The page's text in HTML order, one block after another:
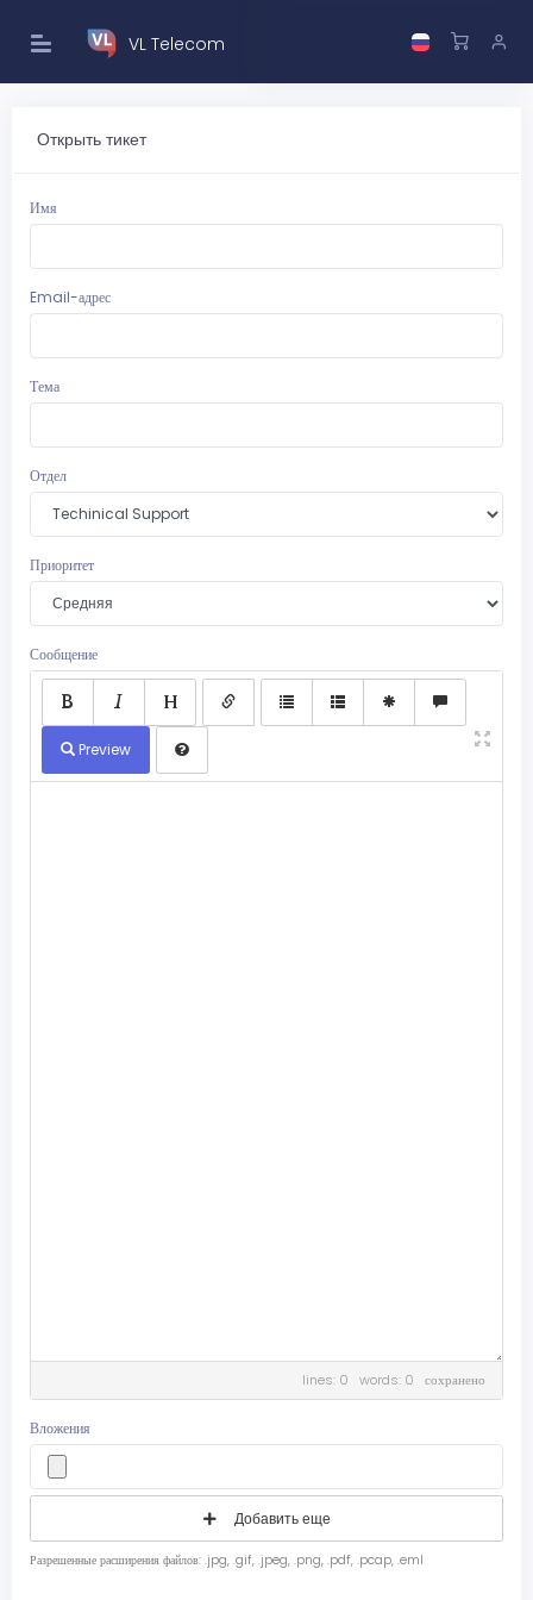
VL Telecom
Открыть тикет
Имя
Email-адрес
Тема
Отдел
Приоритет
Сообщение
Preview
lines: 0 words: 0 сохранено
Вложения
Добавить еще
Разрешенные расширения файлов: .jpg, .gif, .jpeg, .png, .pdf, .pcap, .eml